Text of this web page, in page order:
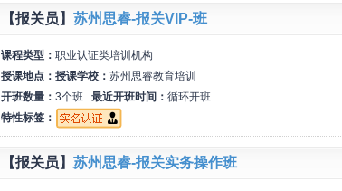
【报关员】 苏州思睿-报关VIP-班
课程类型： 职业认证类培训机构
授课地点： 授课学校： 苏州思睿教育培训
开班数量： 3个班 最近开班时间： 循环开班
特性标签：
【报关员】 苏州思睿-报关实务操作班